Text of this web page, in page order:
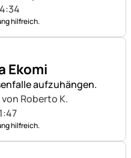
hilfreich.
Ekomi
aufzuhängen.
von Roberto K.
hilfreich.